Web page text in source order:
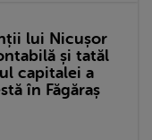
lui Nicușor
și tatăl
capitalei a
în Făgăraș